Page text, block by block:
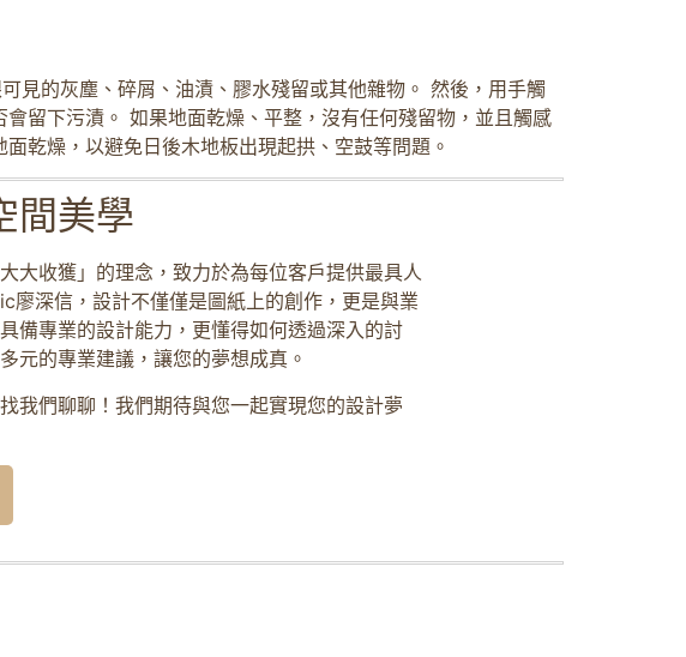
見的灰塵、碎屑、油漬、膠水殘留或其他雜物。 然後，用手觸
留下污漬。 如果地面乾燥、平整，沒有任何殘留物，並且觸感
乾燥，以避免日後木地板出現起拱、空鼓等問題。
間美學
大收獲」的理念，致力於為每位客戶提供最具人
廖深信，設計不僅僅是圖紙上的創作，更是與業
備專業的設計能力，更懂得如何透過深入的討
元的專業建議，讓您的夢想成真。
我們聊聊！我們期待與您一起實現您的設計夢